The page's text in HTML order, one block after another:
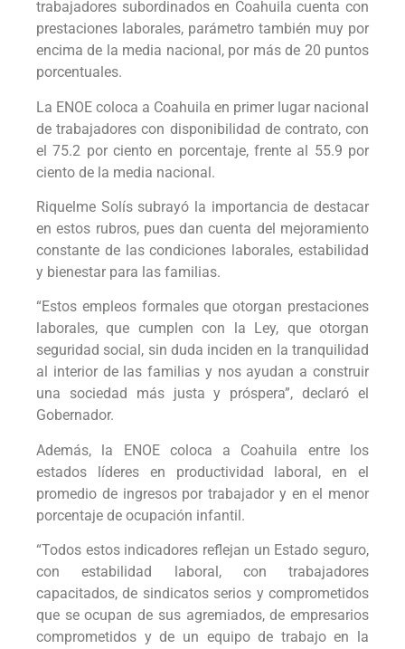
trabajadores subordinados en Coahuila cuenta con
prestaciones laborales, parámetro también muy por
encima de la media nacional, por más de 20 puntos
porcentuales.
La ENOE coloca a Coahuila en primer lugar nacional
de trabajadores con disponibilidad de contrato, con
el 75.2 por ciento en porcentaje, frente al 55.9 por
ciento de la media nacional.
Riquelme Solís subrayó la importancia de destacar
en estos rubros, pues dan cuenta del mejoramiento
constante de las condiciones laborales, estabilidad
y bienestar para las familias.
“Estos empleos formales que otorgan prestaciones
laborales, que cumplen con la Ley, que otorgan
seguridad social, sin duda inciden en la tranquilidad
al interior de las familias y nos ayudan a construir
una sociedad más justa y próspera”, declaró el
Gobernador.
Además, la ENOE coloca a Coahuila entre los
estados líderes en productividad laboral, en el
promedio de ingresos por trabajador y en el menor
porcentaje de ocupación infantil.
“Todos estos indicadores reflejan un Estado seguro,
con estabilidad laboral, con trabajadores
capacitados, de sindicatos serios y comprometidos
que se ocupan de sus agremiados, de empresarios
comprometidos y de un equipo de trabajo en la